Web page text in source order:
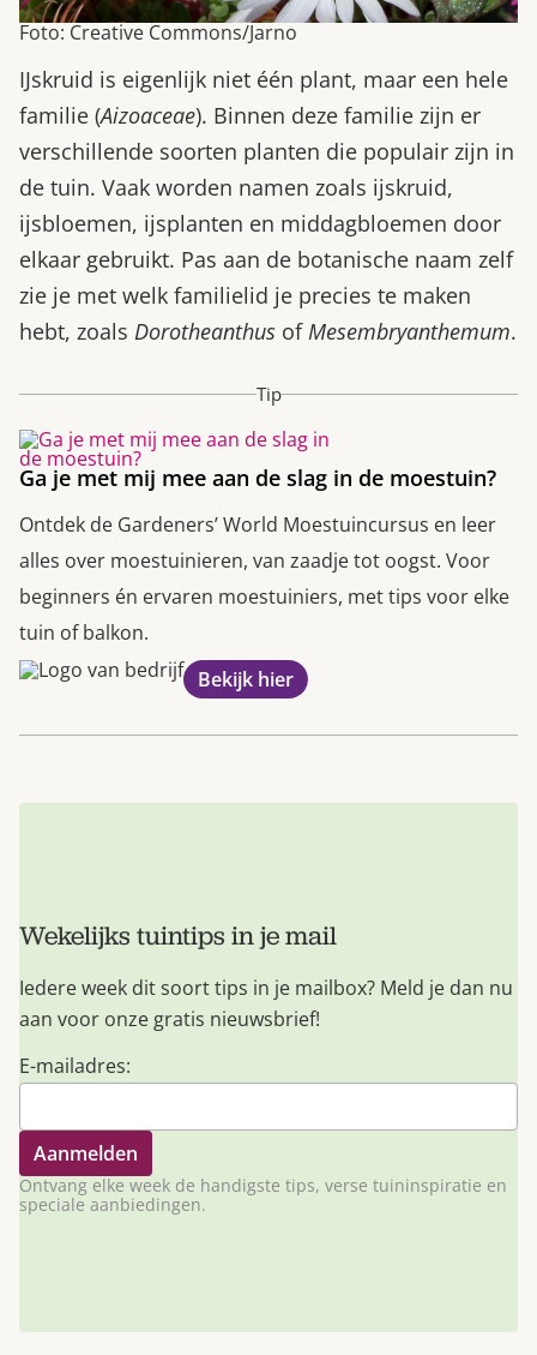
Foto: Creative Commons/Jarno
IJskruid is eigenlijk niet één plant, maar een hele
familie (Aizoaceae). Binnen deze familie zijn er
verschillende soorten planten die populair zijn in
de tuin. Vaak worden namen zoals ijskruid,
ijsbloemen, ijsplanten en middagbloemen door
elkaar gebruikt. Pas aan de botanische naam zelf
zie je met welk familielid je precies te maken
hebt, zoals Dorotheanthus ofMesembryanthemum.
Tip
Ga je met mij mee aan de slag in de moestuin?
Ontdek de Gardeners’ World Moestuincursus en leer
alles over moestuinieren, van zaadje tot oogst. Voor
beginners én ervaren moestuiniers, met tips voor elke
tuin of balkon.
Bekijk hier
Wekelijks tuintips in je mail
Iedere week dit soort tips in je mailbox? Meld je dan nu
aan voor onze gratis nieuwsbrief!
E-mailadres:
Ontvang elke week de handigste tips, verse tuininspiratie en
speciale aanbiedingen.